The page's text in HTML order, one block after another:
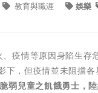
教育與職涯 娛樂
疫情等原因身陷生存
，但疫情並未阻擋
弱兒童之飢餓勇士，